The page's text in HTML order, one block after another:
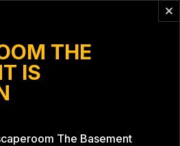
THE
IS
The Basement